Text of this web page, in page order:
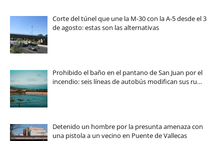
Corte del túnel que une la M-30 con la A-5 desde el 3
de agosto: estas son las alternativas
Prohibido el baño en el pantano de San Juan por el
incendio: seis líneas de autobús modifican sus ru…
Detenido un hombre por la presunta amenaza con
una pistola a un vecino en Puente de Vallecas